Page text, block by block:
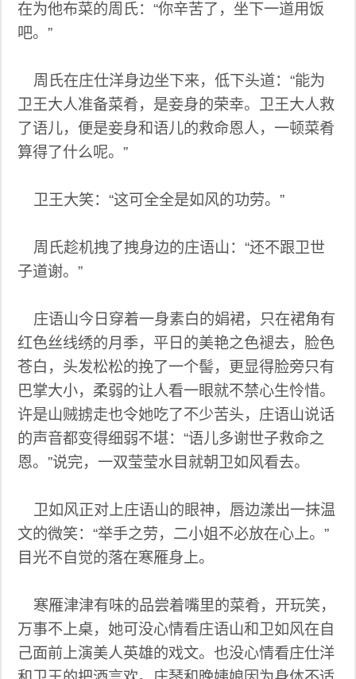
在为他布菜的周氏：“你辛苦了，坐下一道用饭
吧。”
周氏在庄仕洋身边坐下来，低下头道：“能为
卫王大人准备菜肴，是妾身的荣幸。卫王大人救
了语儿，便是妾身和语儿的救命恩人，一顿菜肴
算得了什么呢。”
卫王大笑：“这可全全是如风的功劳。”
周氏趁机拽了拽身边的庄语山：“还不跟卫世
子道谢。”
庄语山今日穿着一身素白的娟裙，只在裙角有
红色丝线绣的月季，平日的美艳之色褪去，脸色
苍白，头发松松的挽了一个髻，更显得脸旁只有
巴掌大小，柔弱的让人看一眼就不禁心生怜惜。
许是山贼掳走也令她吃了不少苦头，庄语山说话
的声音都变得细弱不堪：“语儿多谢世子救命之
恩。”说完，一双莹莹水目就朝卫如风看去。
卫如风正对上庄语山的眼神，唇边漾出一抹温
文的微笑：“举手之劳，二小姐不必放在心上。”
目光不自觉的落在寒雁身上。
寒雁津津有味的品尝着嘴里的菜肴，开玩笑，
万事不上桌，她可没心情看庄语山和卫如风在自
己面前上演美人英雄的戏文。也没心情看庄仕洋